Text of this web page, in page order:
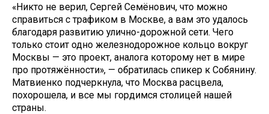
«Никто не верил, Сергей Семёнович, что можно
справиться с трафиком в Москве, а вам это удалось
благодаря развитию улично-дорожной сети. Чего
только стоит одно железнодорожное кольцо вокруг
Москвы — это проект, аналога которому нет в мире
про протяжённости», — обратилась спикер к Собянину.
Матвиенко подчеркнула, что Москва расцвела,
похорошела, и все мы гордимся столицей нашей
страны.